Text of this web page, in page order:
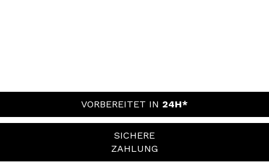
VORBEREITET IN 24H*
SICHERE
ZAHLUNG